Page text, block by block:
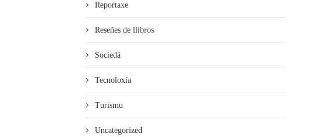
Reportaxe
Reseñes de llibros
Sociedá
Tecnoloxía
Turismu
Uncategorized